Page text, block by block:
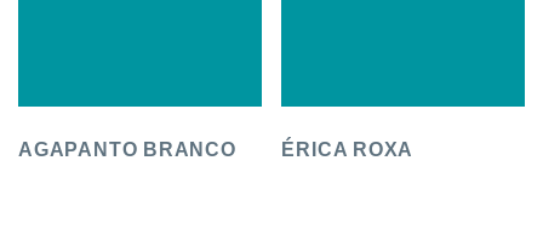
AGAPANTO BRANCO ÉRICA ROXA